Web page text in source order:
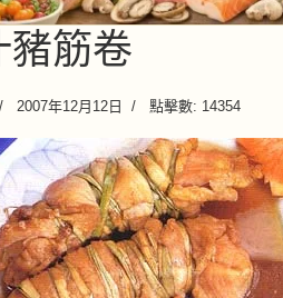
豬筋卷
2007年12月12日 點擊數: 14354